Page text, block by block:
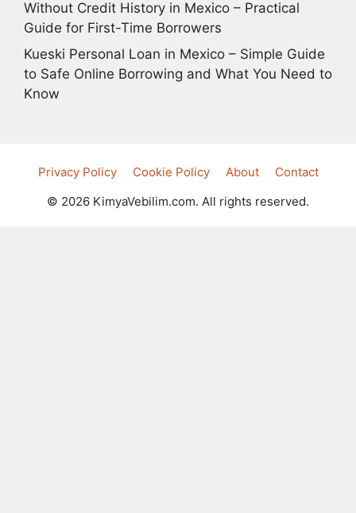
Without Credit History in Mexico – Practical
Guide for First-Time Borrowers
Kueski Personal Loan in Mexico – Simple Guide
to Safe Online Borrowing and What You Need to
Know
Privacy Policy Cookie Policy About
Contact
© 2026 KimyaVebilim.com. All rights reserved.